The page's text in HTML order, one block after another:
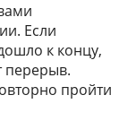
Если
к концу,
перерыв.
пройти